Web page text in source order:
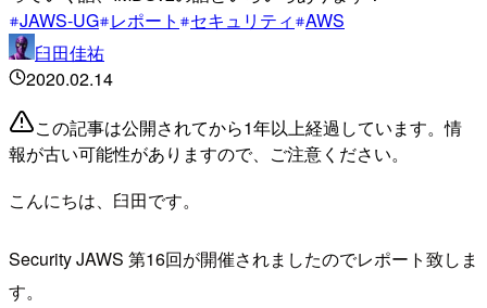
JAWS-UG レポート セキュリティ AWS
臼田佳祐
2020.02.14
この記事は公開されてから1年以上経過しています。情
報が古い可能性がありますので、ご注意ください。
こんにちは、臼田です。
Security JAWS 第16回が開催されましたのでレポート致しま
す。